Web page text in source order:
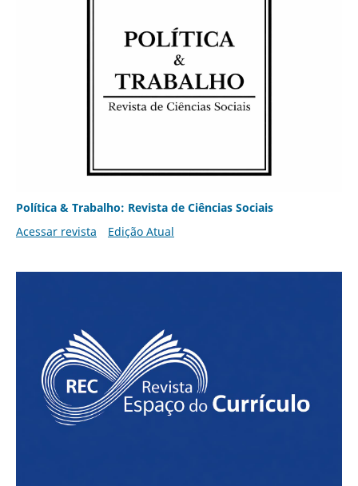
Política & Trabalho: Revista de Ciências Sociais
Acessar revista
Edição Atual